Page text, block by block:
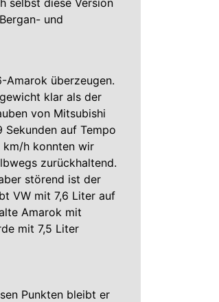
selbst diese Version
und
Amarok überzeugen.
klar als der
von Mitsubishi
Sekunden auf Tempo
km/h konnten wir
zurückhaltend.
störend ist der
VW mit 7,6 Liter auf
Amarok mit
mit 7,5 Liter
Punkten bleibt er